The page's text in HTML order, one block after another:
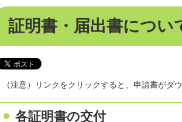
証明書・届出書につい
（注意）リンクをクリックすると、申請書がダ
各証明書の交付